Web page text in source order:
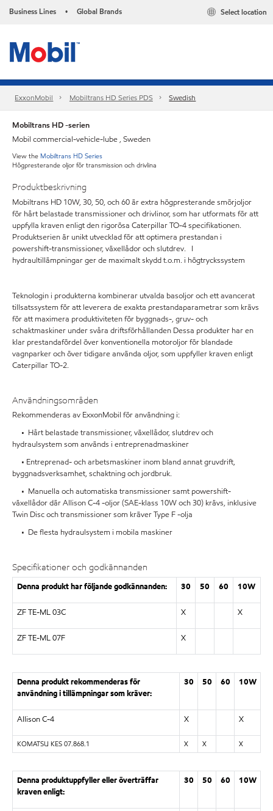
Business Lines • Global Brands Select location
ExxonMobil Mobiltrans HD Series PDS Swedish
Mobiltrans HD -serien
Mobil commercial-vehicle-lube , Sweden
View the Mobiltrans HD Series
Högpresterande oljor för transmission och drivlina
Produktbeskrivning
Mobiltrans HD 10W, 30, 50, och 60 är extra högpresterande smörjoljor
för hårt belastade transmissioner och drivlinor, som har utformats för att
uppfylla kraven enligt den rigorösa Caterpillar TO-4 specifikationen.
Produktserien är unikt utvecklad för att optimera prestandan i
powershift-transmissioner, växellådor och slutdrev. I
hydraultillämpningar ger de maximalt skydd t.o.m. i högtryckssystem
Teknologin i produkterna kombinerar utvalda basoljor och ett avancerat
tillsatssystem för att leverera de exakta prestandaparametrar som krävs
för att maximera produktiviteten för byggnads-, gruv- och
schaktmaskiner under svåra driftsförhållanden Dessa produkter har en
klar prestandafördel över konventionella motoroljor för blandade
vagnparker och över tidigare använda oljor, som uppfyller kraven enligt
Caterpillar TO-2.
Användningsområden
Rekommenderas av ExxonMobil för användning i:
• Hårt belastade transmissioner, växellådor, slutdrev och
hydraulsystem som används i entreprenadmaskiner
• Entreprenad- och arbetsmaskiner inom bland annat gruvdrift,
byggnadsverksamhet, schaktning och jordbruk.
• Manuella och automatiska transmissioner samt powershift-
växellådor där Allison C-4 -oljor (SAE-klass 10W och 30) krävs, inklusive
Twin Disc och transmissioner som kräver Type F -olja
• De flesta hydraulsystem i mobila maskiner
Specifikationer och godkännanden
Denna produkt har följande godkännanden: 30 50 60 10W
ZF TE-ML 03C X X
ZF TE-ML 07F X
Denna produkt rekommenderas för
användning i tillämpningar som kräver:
30 50 60 10W
Allison C-4 X X
KOMATSU KES 07.868.1 X X X
Denna produktuppfyller eller överträffar
kraven enligt:
30 50 60 10W